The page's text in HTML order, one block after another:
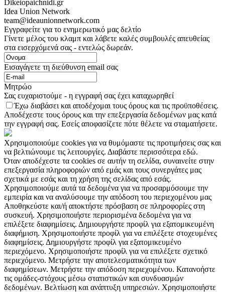
Dikeiopaichnidi.gr
Idea Union Network
team@ideaunionnetwork.com
Εγγραφείτε για το ενημερωτικό μας δελτίο
Γίνετε μέλος του κλαμπ και λάβετε καλές συμβουλές απευθείας
στα εισερχόμενά σας - εντελώς δωρεάν.
Εισαγάγετε τη διεύθυνση email σας
Μητρώο
Σας ευχαριστούμε - η εγγραφή σας έχει καταχωρηθεί
Έχω διαβάσει και αποδέχομαι τους όρους και τις προϋποθέσεις.
Αποδέχεστε τους όρους και την επεξεργασία δεδομένων μας κατά
την εγγραφή σας. Εσείς αποφασίζετε πότε θέλετε να σταματήσετε.
Χρησιμοποιούμε cookies για να θυμόμαστε τις προτιμήσεις σας και
να βελτιώνουμε τις λειτουργίες. Διαβάστε περισσότερα εδώ.
Όταν αποδέχεστε τα cookies σε αυτήν τη σελίδα, συναινείτε στην
επεξεργασία πληροφοριών από εμάς και τους συνεργάτες μας
σχετικά με εσάς και τη χρήση της σελίδας από εσάς.
Χρησιμοποιούμε αυτά τα δεδομένα για να προσαρμόσουμε την
εμπειρία και να αναλύσουμε την απόδοση του περιεχομένου μας
Αποθηκεύστε και/ή αποκτήστε πρόσβαση σε πληροφορίες στη
συσκευή. Χρησιμοποιήστε περιορισμένα δεδομένα για να
επιλέξετε διαφημίσεις. Δημιουργήστε προφίλ για εξατομικευμένη
διαφήμιση. Χρησιμοποιήστε προφίλ για να επιλέξετε στοχευμένες
διαφημίσεις. Δημιουργήστε προφίλ για εξατομικευμένο
περιεχόμενο. Χρησιμοποιήστε προφίλ για να επιλέξετε σχετικό
περιεχόμενο. Μετρήστε την αποτελεσματικότητα των
διαφημίσεων. Μετρήστε την απόδοση περιεχομένου. Κατανοήστε
τις ομάδες-στόχους μέσω στατιστικών και συνδυασμών
δεδομένων. Βελτίωση και ανάπτυξη υπηρεσιών. Χρησιμοποιήστε